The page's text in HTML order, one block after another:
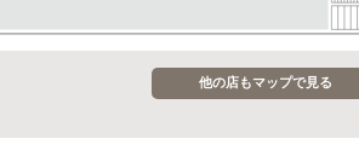
他の店もマップで見る